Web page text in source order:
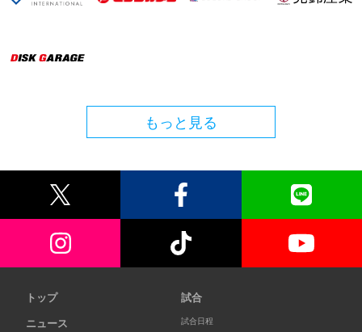
もっと見る
トップ
ニュース
試合
試合日程